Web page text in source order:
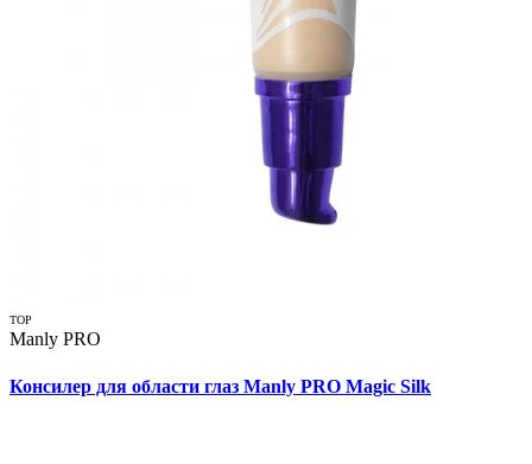
TOP
Manly PRO
Консилер для области глаз Manly PRO Magic Silk